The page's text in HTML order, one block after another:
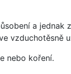
a jednak
vzduchotěsně
nebo koření.